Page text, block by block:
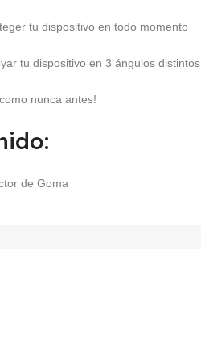
tu dispositivo en todo momento
tu dispositivo en 3 ángulos distintos
nunca antes!
de Goma